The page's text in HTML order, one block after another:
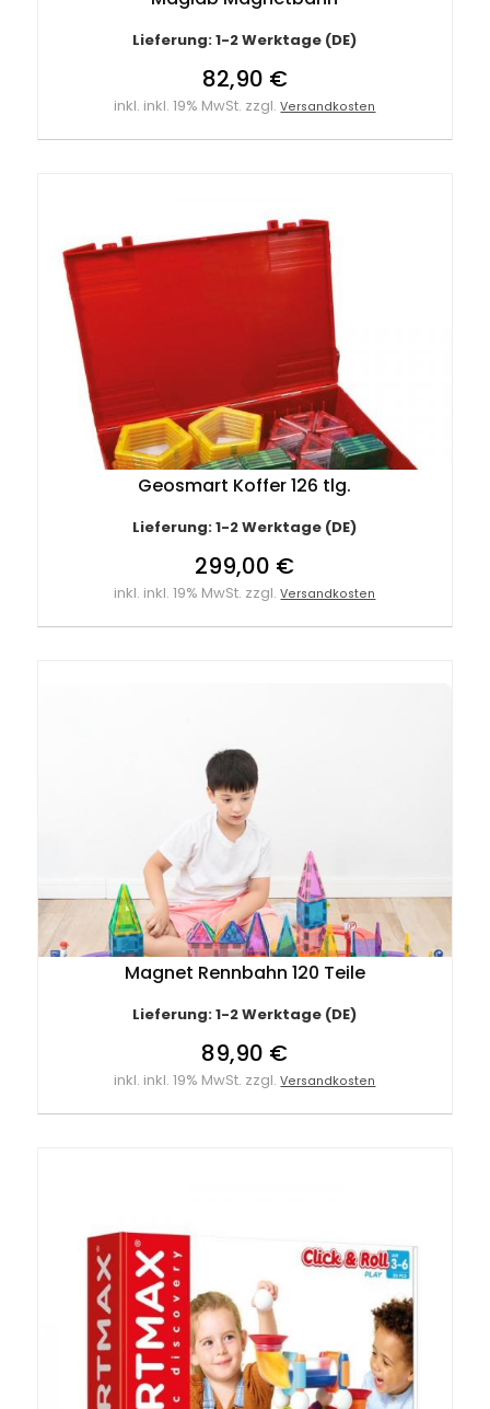
Lieferung: 1-2 Werktage (DE)
82,90 €
inkl. inkl. 19% MwSt. zzgl.Versandkosten
Geosmart Koffer 126 tlg.
Lieferung: 1-2 Werktage (DE)
299,00 €
inkl. inkl. 19% MwSt. zzgl.Versandkosten
Magnet Rennbahn 120 Teile
Lieferung: 1-2 Werktage (DE)
89,90 €
inkl. inkl. 19% MwSt. zzgl.Versandkosten